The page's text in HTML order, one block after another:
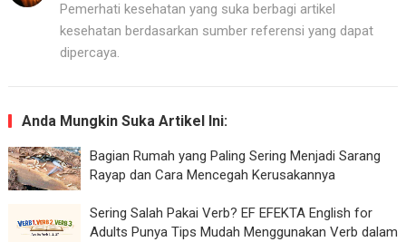
Pemerhati kesehatan yang suka berbagi artikel
kesehatan berdasarkan sumber referensi yang dapat
dipercaya.
Anda Mungkin Suka Artikel Ini:
Bagian Rumah yang Paling Sering Menjadi Sarang
Rayap dan Cara Mencegah Kerusakannya
Sering Salah Pakai Verb? EF EFEKTA English for
Adults Punya Tips Mudah Menggunakan Verb dalam